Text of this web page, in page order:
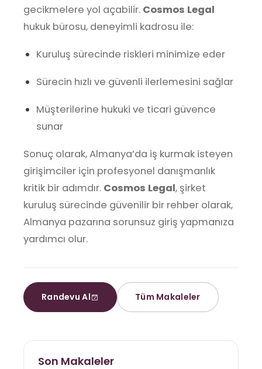
gecikmelere yol açabilir. Cosmos Legal
hukuk bürosu, deneyimli kadrosu ile:
Kuruluş sürecinde riskleri minimize eder
Sürecin hızlı ve güvenli ilerlemesini sağlar
Müşterilerine hukuki ve ticari güvence
sunar
Sonuç olarak, Almanya’da iş kurmak isteyen
girişimciler için profesyonel danışmanlık
kritik bir adımdır. Cosmos Legal, şirket
kuruluş sürecinde güvenilir bir rehber olarak,
Almanya pazarına sorunsuz giriş yapmanıza
yardımcı olur.
Randevu Al Tüm Makaleler
Son Makaleler